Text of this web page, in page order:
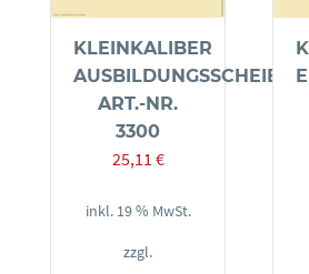
KLEINKALIBER
ART.-NR.
3300
25,11 €
inkl. 19 % MwSt.
zzgl.